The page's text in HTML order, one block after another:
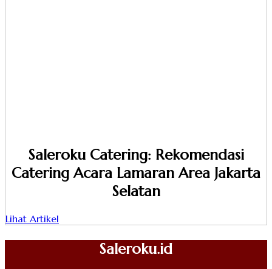
Saleroku Catering: Rekomendasi
Catering Acara Lamaran Area Jakarta
Selatan
Lihat Artikel
Saleroku.id